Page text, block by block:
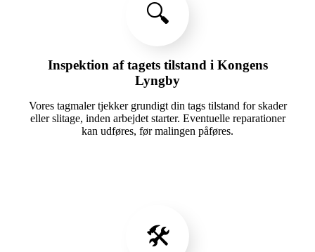
🔍
Inspektion af tagets tilstand i Kongens
Lyngby
Vores tagmaler tjekker grundigt din tags tilstand for skader
eller slitage, inden arbejdet starter. Eventuelle reparationer
kan udføres, før malingen påføres.
🛠️